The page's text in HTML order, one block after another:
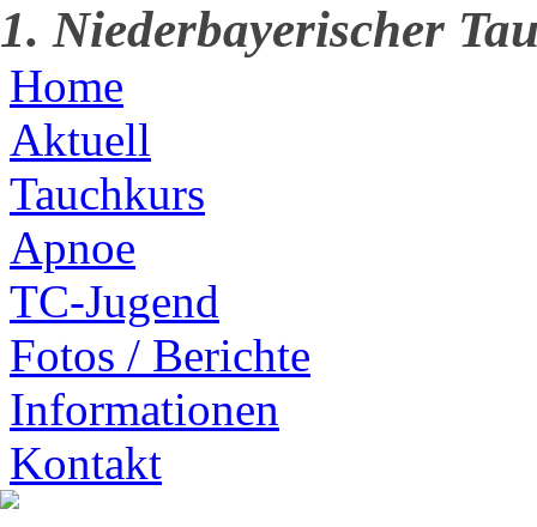
1. Niederbayerischer
Home
Aktuell
Tauchkurs
Apnoe
TC-Jugend
Fotos / Berichte
Informationen
Kontakt